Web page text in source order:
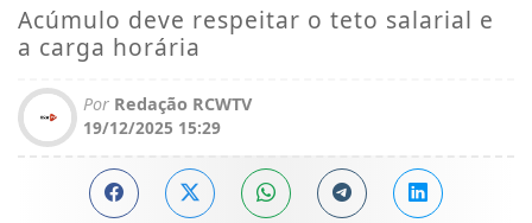
Acúmulo deve respeitar o teto salarial e
a carga horária
Por Redação RCWTV
19/12/2025 15:29